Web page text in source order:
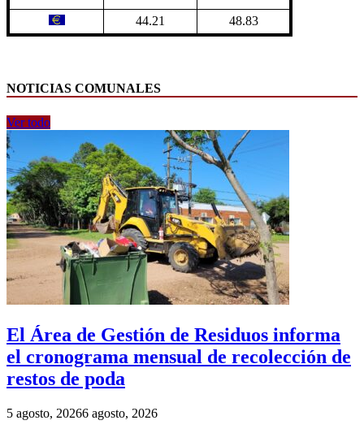
44.21 48.83
NOTICIAS COMUNALES
Ver todo
El Área de Gestión de Residuos informa
el cronograma mensual de recolección de
restos de poda
5 agosto, 20266 agosto, 2026